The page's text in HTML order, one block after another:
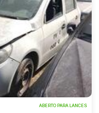
ABERTO PARA LANCES